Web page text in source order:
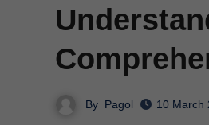
By Pagol 10 March